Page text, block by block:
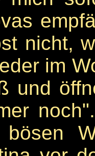
nicht,
im
und